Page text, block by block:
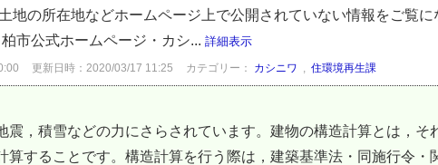
地の所在地などホームページ上で公開されていない情報をご覧
市公式ホームページ・カシ... 詳細表示
更新日時：2020/03/17 11:25 カテゴリー： カシニワ , 住環境再生課
震，積雪などの力にさらされています。建物の構造計算とは，そ
算することです。構造計算を行う際は，建築基準法・同施行令・